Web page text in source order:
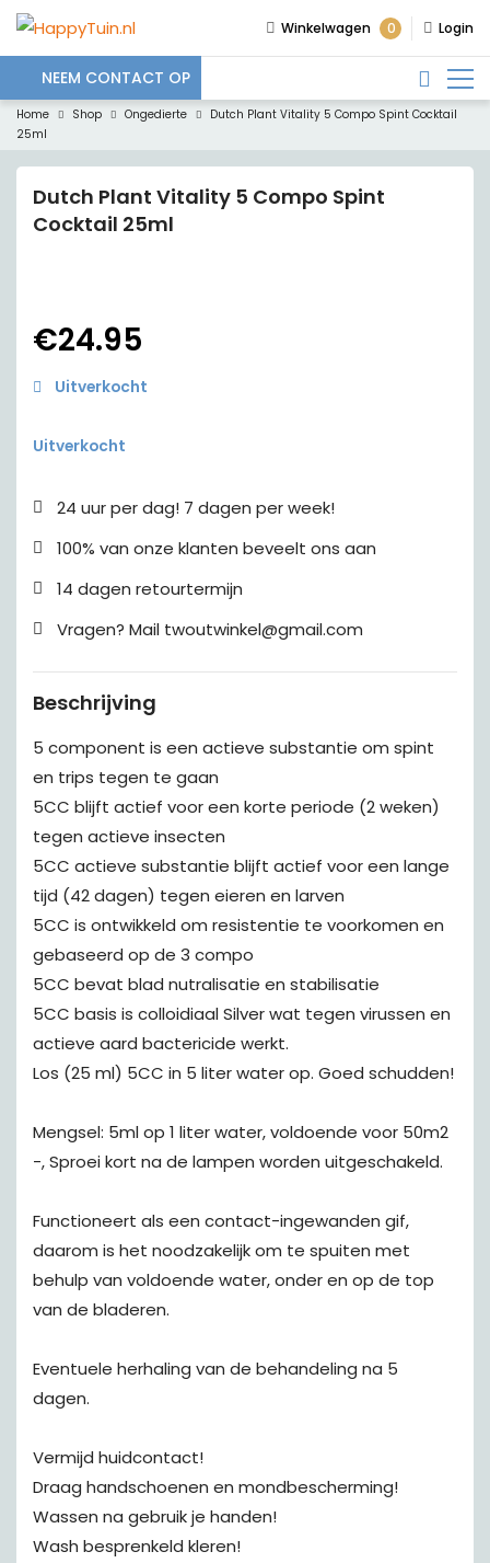
Winkelwagen 0 Login
NEEM CONTACT OP
Home Shop Ongedierte
Dutch Plant Vitality 5 Compo Spint Cocktail
25ml
Dutch Plant Vitality 5 Compo Spint
Cocktail 25ml
€24.95
Uitverkocht
Uitverkocht
24 uur per dag! 7 dagen per week!
100% van onze klanten beveelt ons aan
14 dagen retourtermijn
Vragen? Mail twoutwinkel@gmail.com
Beschrijving
5 component is een actieve substantie om spint
en trips tegen te gaan
5CC blijft actief voor een korte periode (2 weken)
tegen actieve insecten
5CC actieve substantie blijft actief voor een lange
tijd (42 dagen) tegen eieren en larven
5CC is ontwikkeld om resistentie te voorkomen en
gebaseerd op de 3 compo
5CC bevat blad nutralisatie en stabilisatie
5CC basis is colloidiaal Silver wat tegen virussen en
actieve aard bactericide werkt.
Los (25 ml) 5CC in 5 liter water op. Goed schudden!
Mengsel: 5ml op 1 liter water, voldoende voor 50m2
-, Sproei kort na de lampen worden uitgeschakeld.
Functioneert als een contact-ingewanden gif,
daarom is het noodzakelijk om te spuiten met
behulp van voldoende water, onder en op de top
van de bladeren.
Eventuele herhaling van de behandeling na 5
dagen.
Vermijd huidcontact!
Draag handschoenen en mondbescherming!
Wassen na gebruik je handen!
Wash besprenkeld kleren!